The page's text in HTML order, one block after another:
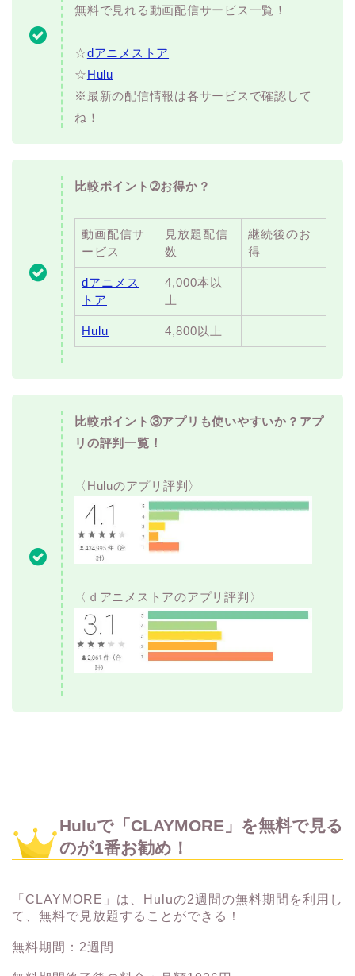
無料で見れる動画配信サービス一覧！
☆dアニメストア
☆Hulu
※最新の配信情報は各サービスで確認して
ね！
比較ポイント➁お得か？
動画配信サ
ービス
見放題配信
数
継続後のお
得
dアニメス
トア
4,000本以
上
Hulu 4,800以上
比較ポイント③アプリも使いやすいか？アプ
リの評判一覧！
〈Huluのアプリ評判〉
〈ｄアニメストアのアプリ評判〉
Huluで「CLAYMORE」を無料で見る
のが1番お勧め！
「CLAYMORE」は、Huluの2週間の無料期間を利用し
て、無料で見放題することができる！
無料期間：2週間